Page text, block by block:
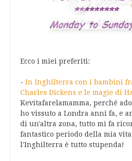
Ecco i miei preferiti:
- In Inghilterra con i bambini
Charles Dickens e le magie di
Kevitafarelamamma, perché
ho vissuto a Londra anni fa, e
di un'altra zona, tutto mi fa
fantastico periodo della mia
l'Inghilterra è tutto stupenda!